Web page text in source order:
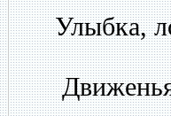
Улыбка,
Движенья,